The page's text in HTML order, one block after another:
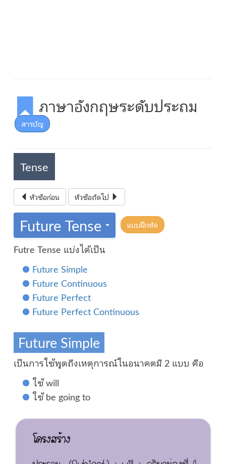
ภาษาอังกฤษระดับประถม
สารบัญ
Tense
หัวข้อก่อน หัวข้อถัดไป
Future Tense แบบฝึกหัด
Futre Tense แบ่งได้เป็น
Future Simple
Future Continuous
Future Perfect
Future Perfect Continuous
Future Simple
เป็นการใช้พูดถึงเหตุการณ์ในอนาคตมี 2 แบบ คือ
ใช้ will
ใช้ be going to